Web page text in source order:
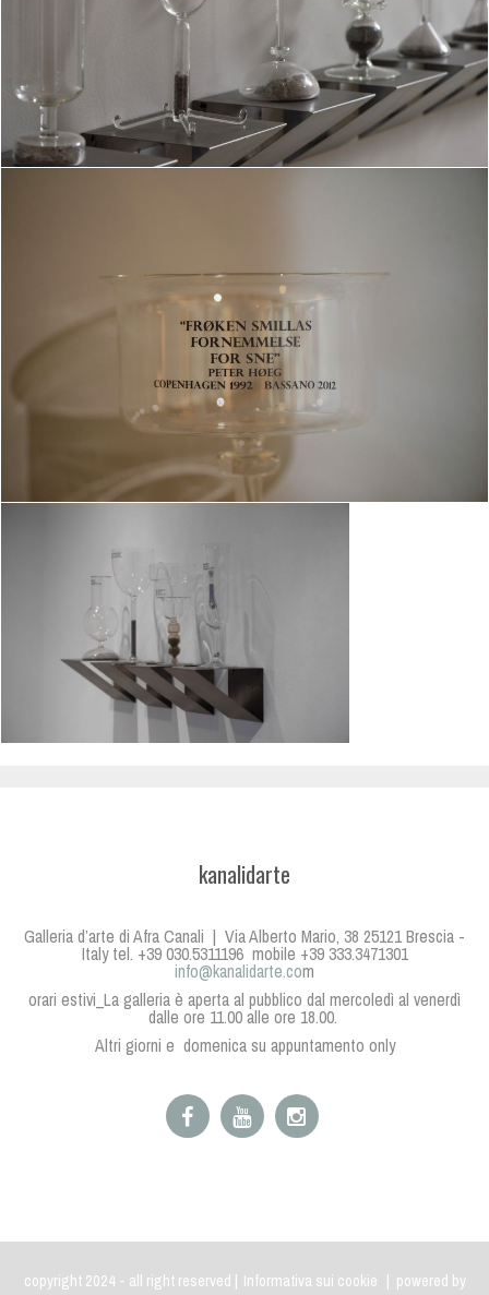
kanalidarte
Galleria d’arte di Afra Canali | Via Alberto Mario, 38 25121 Brescia -
Italy tel. +39 030.5311196 mobile +39 333.3471301
info@kanalidarte.com
orari estivi_La galleria è aperta al pubblico dal mercoledì al venerdì
dalle ore 11.00 alle ore 18.00.
Altri giorni e domenica su appuntamento only
copyright 2024 - all right reserved | Informativa sui cookie | powered by